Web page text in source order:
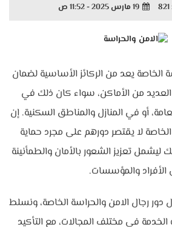
821 19 مارس 2025 - 11:52 ص
الخاصة يعد من الركائز الأساسية لضمان
من الأماكن، سواء كان ذلك في
أو في المنازل والمناطق السكنية. إن
لا يقتصر دورهم على مجرد حماية
ليشمل تعزيز الشعور بالأمان والطمأنينة
الأفراد والمؤسسات.
دور رجال الامن والحراسة الخاصة، ونسلط
في مختلف المجالات، مع التأكيد